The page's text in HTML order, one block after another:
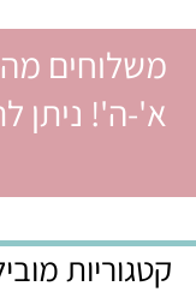
משלוחים
א'-ה'! ניתן
קטגוריות